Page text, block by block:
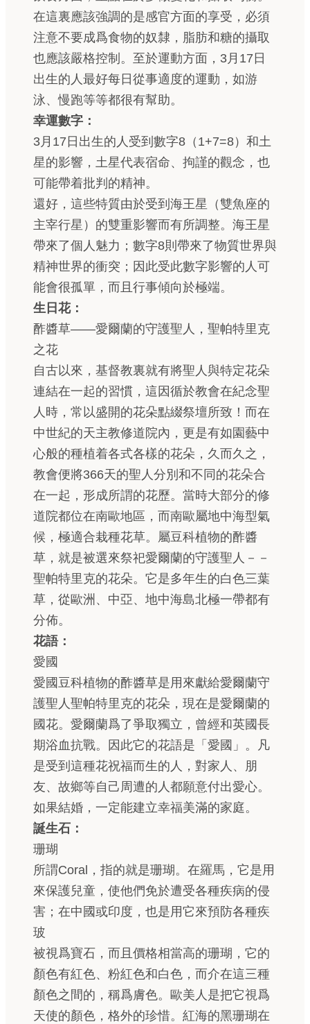
在這裏應該強調的是感官方面的享受，必須
注意不要成爲食物的奴隸，脂肪和糖的攝取
也應該嚴格控制。至於運動方面，3月17日
出生的人最好每日從事適度的運動，如游
泳、慢跑等等都很有幫助。
幸運數字：
3月17日出生的人受到數字8（1+7=8）和土
星的影響，土星代表宿命、拘謹的觀念，也
可能帶着批判的精神。
還好，這些特質由於受到海王星（雙魚座的
主宰行星）的雙重影響而有所調整。海王星
帶來了個人魅力；數字8則帶來了物質世界與
精神世界的衝突；因此受此數字影響的人可
能會很孤單，而且行事傾向於極端。
生日花：
酢醬草——愛爾蘭的守護聖人，聖帕特里克
之花
自古以來，基督教裏就有將聖人與特定花朵
連結在一起的習慣，這因循於教會在紀念聖
人時，常以盛開的花朵點綴祭壇所致！而在
中世紀的天主教修道院內，更是有如園藝中
心般的種植着各式各樣的花朵，久而久之，
教會便將366天的聖人分別和不同的花朵合
在一起，形成所謂的花歷。當時大部分的修
道院都位在南歐地區，而南歐屬地中海型氣
候，極適合栽種花草。屬豆科植物的酢醬
草，就是被選來祭祀愛爾蘭的守護聖人－－
聖帕特里克的花朵。它是多年生的白色三葉
草，從歐洲、中亞、地中海島北極一帶都有
分佈。
花語：
愛國
愛國豆科植物的酢醬草是用來獻給愛爾蘭守
護聖人聖帕特里克的花朵，現在是愛爾蘭的
國花。愛爾蘭爲了爭取獨立，曾經和英國長
期浴血抗戰。因此它的花語是「愛國」。凡
是受到這種花祝福而生的人，對家人、朋
友、故鄉等自己周遭的人都願意付出愛心。
如果結婚，一定能建立幸福美滿的家庭。
誕生石：
珊瑚
所謂Coral，指的就是珊瑚。在羅馬，它是用
來保護兒童，使他們免於遭受各種疾病的侵
害；在中國或印度，也是用它來預防各種疾
玻
被視爲寶石，而且價格相當高的珊瑚，它的
顏色有紅色、粉紅色和白色，而介在這三種
顏色之間的，稱爲膚色。歐美人是把它視爲
天使的顏色，格外的珍惜。紅海的黑珊瑚在